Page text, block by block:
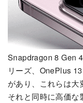
Snapdragon 8 Gen
リーズ、OnePlus
があり、これらは大
それと同時に高価な